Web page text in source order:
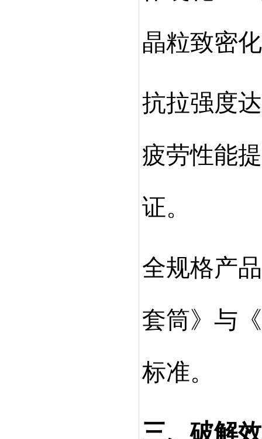
晶粒致密
抗拉强度达
疲劳性能
证。
全规格产
套筒》与《
标准。
三、破解